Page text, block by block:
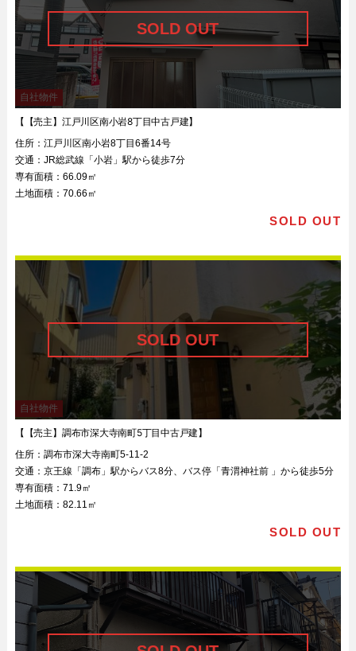
自社物件
【【売主】江戸川区南小岩8丁目中古戸建】
住所： 江戸川区南小岩8丁目6番14号
交通： JR総武線「小岩」駅から徒歩7分
専有面積： 66.09㎡
土地面積： 70.66㎡
SOLD OUT
自社物件
【【売主】調布市深大寺南町5丁目中古戸建】
住所： 調布市深大寺南町5-11-2
交通： 京王線「調布」駅からバス8分、バス停「青渭神社前 」から徒歩5分
専有面積： 71.9㎡
土地面積： 82.11㎡
SOLD OUT